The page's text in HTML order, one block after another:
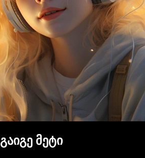
გაიგე მეტი